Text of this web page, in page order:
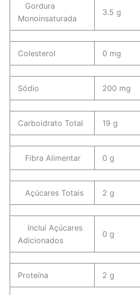
Gordura
Monoinsaturada
3.5 g
Colesterol 0 mg
Sódio 200 mg
Carboidrato Total 19 g
Fibra Alimentar 0 g
Açúcares Totais 2 g
Inclui Açúcares
Adicionados
0 g
Proteína 2 g